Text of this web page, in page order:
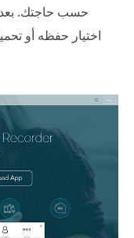
حسب حاجتك. بعد
اختيار حفظه أو